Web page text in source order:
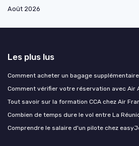
Août 2026
Les plus lus
Comment acheter un bagage
Comment vérifier votre réservation avec Air
Tout savoir sur la formation CCA chez Air
Combien de temps dure le vol entre La
Comprendre le salaire d'un pilote chez